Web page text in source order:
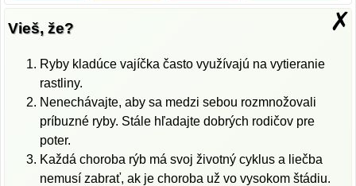
✗
Vieš, že?
Ryby kladúce vajíčka často využívajú na vytieranie
rastliny.
Nenechávajte, aby sa medzi sebou rozmnožovali
príbuzné ryby. Stále hľadajte dobrých rodičov pre
poter.
Každá choroba rýb má svoj životný cyklus a liečba
nemusí zabrať, ak je choroba už vo vysokom štádiu.